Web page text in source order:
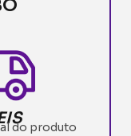
do produto